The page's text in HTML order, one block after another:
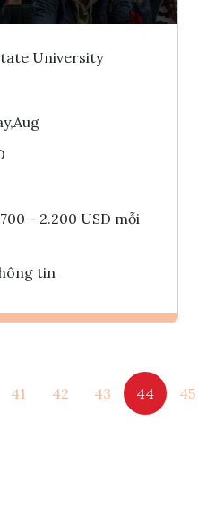
University
- 2.200 USD mỗi
tin
Tham vấn Interlink
41 42 43 44 45